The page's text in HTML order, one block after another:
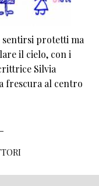
sentirsi protetti ma
il cielo, con i
Silvia
frescura al centro